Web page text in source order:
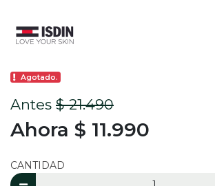
Agotado.
Antes $ 21.490
Ahora $ 11.990
CANTIDAD